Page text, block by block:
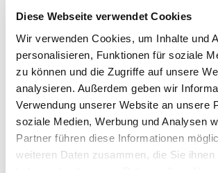
Diese Webseite verwendet Cookies
Wir verwenden Cookies, um Inhalte und
personalisieren, Funktionen für soziale
zu können und die Zugriffe auf unsere
analysieren. Außerdem geben wir
Verwendung unserer Website an unsere
soziale Medien, Werbung und Analysen
Partner führen diese Informationen
weiteren Daten zusammen, die Sie ihnen
Kirchlengern